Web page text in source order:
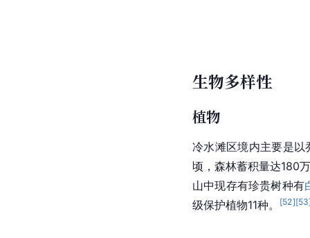
生物多样性
植物
冷水滩区境内主要是
顷，森林蓄积量达180
山中现存有珍贵树种有
级保护植物11种。
[52][53